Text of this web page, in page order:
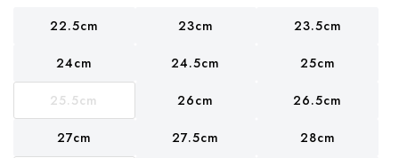
22.5cm 23cm 23.5cm
24cm 24.5cm 25cm
25.5cm 26cm 26.5cm
27cm 27.5cm 28cm